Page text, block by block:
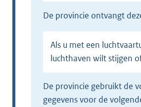
de provincie ontvangt
Als u met een luchtvaartuig buiten een
luchthaven wilt stijgen
de provincie gebruikt de volgende
gegevens voor de